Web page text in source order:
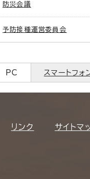
防災会議
予防接種運営委員会
PC スマートフォ
リンク サイトマ